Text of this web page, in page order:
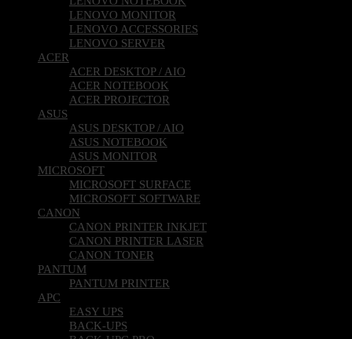
LENOVO MONITOR
LENOVO ACCESSORIES
LENOVO SERVER
ACER
ACER DESKTOP / AIO
ACER NOTEBOOK
ACER PROJECTOR
ASUS
ASUS DESKTOP / AIO
ASUS NOTEBOOK
ASUS MONITOR
MICROSOFT
MICROSOFT SURFACE
MICROSOFT SOFTWARE
CANON
CANON PRINTER INKJET
CANON PRINTER LASER
CANON TONER
PANTUM
PANTUM PRINTER
APC
EASY UPS
BACK-UPS